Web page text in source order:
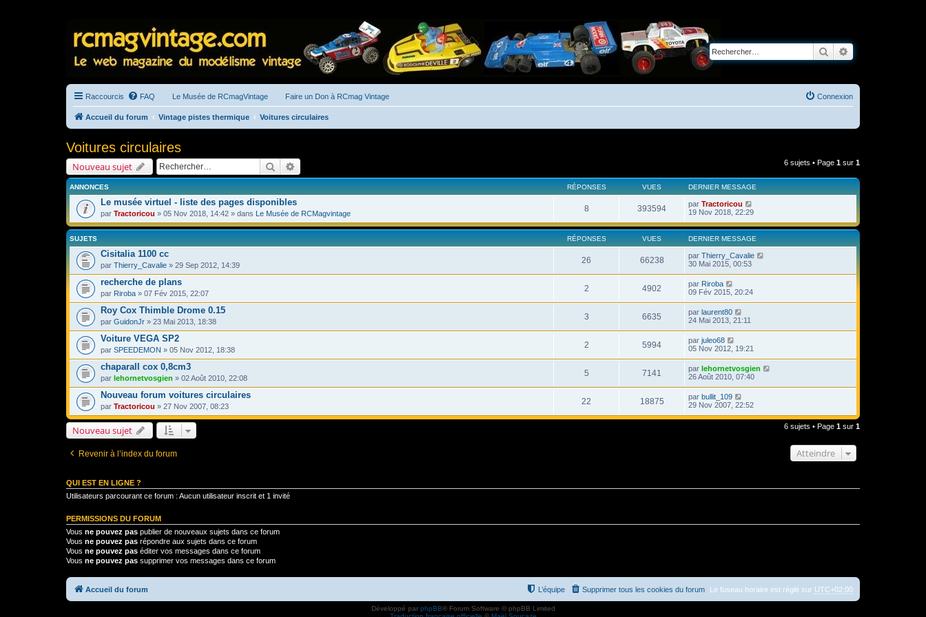
Rechercher
Raccourcis FAQ Le Musée de RCmagVintage Faire un Don à RCmag Vintage Connexion
Accueil du forum Vintage pistes thermique Voitures circulaires
Voitures circulaires
Nouveau sujet Rechercher 6 sujets • Page 1 sur 1
ANNONCES RÉPONSES VUES DERNIER MESSAGE
Le musée virtuel - liste des pages disponibles
par Tractoricou » 05 Nov 2018, 14:42 » dans Le Musée de RCMagvintage
8 393594 par Tractoricou
19 Nov 2018, 22:29
SUJETS RÉPONSES VUES DERNIER MESSAGE
Cisitalia 1100 cc
par Thierry_Cavalie » 29 Sep 2012, 14:39
26 66238 par Thierry_Cavalie
30 Mai 2015, 00:53
recherche de plans
par Riroba » 07 Fév 2015, 22:07
2 4902 par Riroba
09 Fév 2015, 20:24
Roy Cox Thimble Drome 0.15
par GuidonJr » 23 Mai 2013, 18:38
3 6635 par laurent80
24 Mai 2013, 21:11
Voiture VEGA SP2
par SPEEDEMON » 05 Nov 2012, 18:38
2 5994 par juleo68
05 Nov 2012, 19:21
chaparall cox 0,8cm3
par lehornetvosgien » 02 Août 2010, 22:08
5 7141 par lehornetvosgien
26 Août 2010, 07:40
Nouveau forum voitures circulaires
par Tractoricou » 27 Nov 2007, 08:23
22 18875 par bullit_109
29 Nov 2007, 22:52
Nouveau sujet 6 sujets • Page 1 sur 1
Revenir à l’index du forum Atteindre
QUI EST EN LIGNE ?
Utilisateurs parcourant ce forum : Aucun utilisateur inscrit et 1 invité
PERMISSIONS DU FORUM
Vous ne pouvez pas publier de nouveaux sujets dans ce forum
Vous ne pouvez pas répondre aux sujets dans ce forum
Vous ne pouvez pas éditer vos messages dans ce forum
Vous ne pouvez pas supprimer vos messages dans ce forum
Accueil du forum Le fuseau horaire est réglé sur UTC+02:00
Supprimer tous les cookies du forum
L’équipe
Développé par phpBB® Forum Software © phpBB Limited